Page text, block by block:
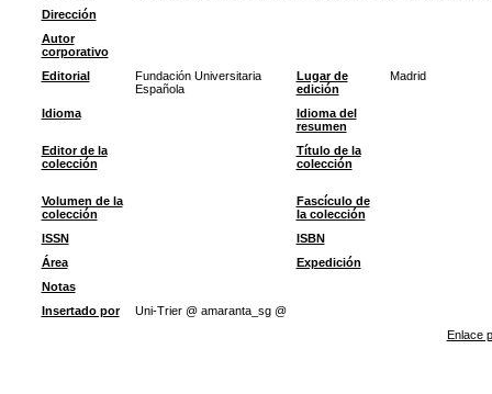
Dirección
Autor
corporativo
Editorial
Fundación Universitaria
Española
Lugar de
edición
Madrid
Idioma
Idioma del
resumen
Editor de la
colección
Título de la
colección
Volumen de la
colección
Fascículo de
la colección
ISSN
ISBN
Área
Expedición
Notas
Insertado por
Uni-Trier @ amaranta_sg @
Enlace